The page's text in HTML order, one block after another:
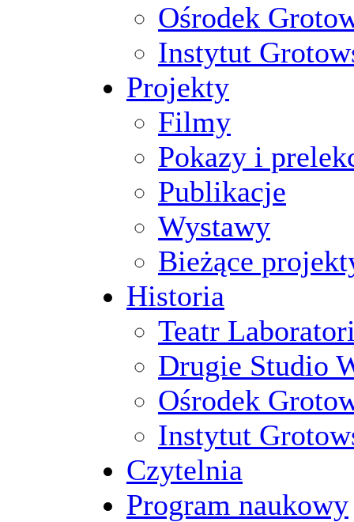
Ośrodek
Instytut
Projekty
Filmy
Pokazy i
Publikacje
Wystawy
Bieżące
Historia
Teatr
Drugie Studio
Ośrodek
Instytut
Czytelnia
Program naukowy